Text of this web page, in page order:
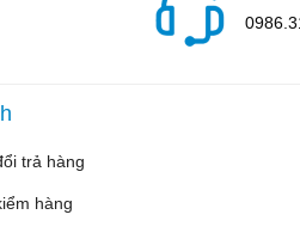
trả hàng
hàng